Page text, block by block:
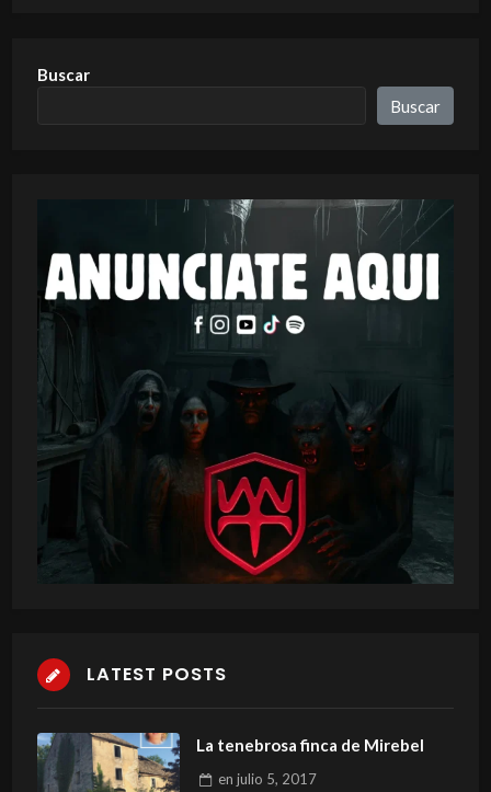
Buscar
Buscar
LATEST POSTS
La tenebrosa finca de Mirebel
en julio 5, 2017